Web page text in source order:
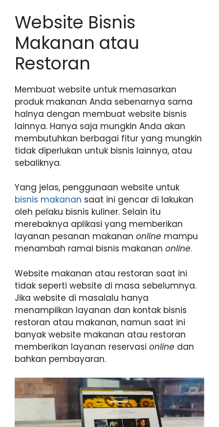
Website Bisnis
Makanan atau
Restoran
Membuat website untuk memasarkan
produk makanan Anda sebenarnya sama
halnya dengan membuat website bisnis
lainnya. Hanya saja mungkin Anda akan
membutuhkan berbagai fitur yang mungkin
tidak diperlukan untuk bisnis lainnya, atau
sebaliknya.
Yang jelas, penggunaan website untuk
bisnis makanan saat ini gencar di lakukan
oleh pelaku bisnis kuliner. Selain itu
merebaknya aplikasi yang memberikan
layanan pesanan makanan online mampu
menambah ramai bisnis makanan online.
Website makanan atau restoran saat ini
tidak seperti website di masa sebelumnya.
Jika website di masalalu hanya
menampilkan layanan dan kontak bisnis
restoran atau makanan, namun saat ini
banyak website makanan atau restoran
memberikan layanan reservasi online dan
bahkan pembayaran.